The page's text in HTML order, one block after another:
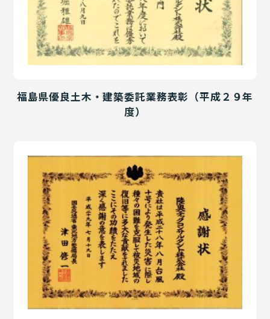
福島県優良土木・建築委託業務表彰（平成２９年
度）